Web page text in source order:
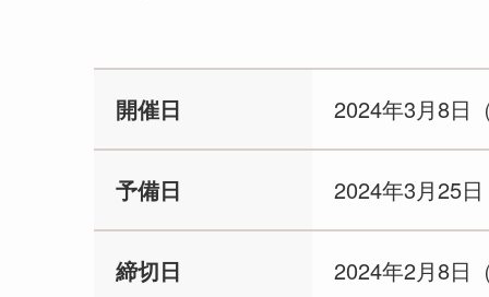
開催日 2024年3月8日
予備日 2024年3月25
締切日 2024年2月8日